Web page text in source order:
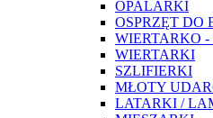
OPALARKI
OSPRZĘT DO
WIERTARKO
WIERTARKI
SZLIFIERKI
MŁOTY
LATARKI /